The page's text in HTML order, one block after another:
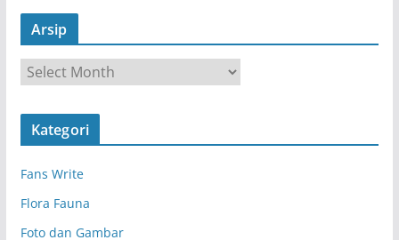
Arsip
r
s
Kategori
Fans Write
Flora Fauna
Foto dan Gambar